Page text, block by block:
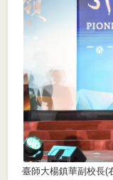
臺師大楊鎮華副校長(